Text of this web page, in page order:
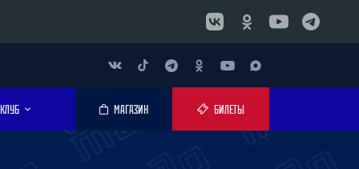
КЛУБ МАГАЗИН БИЛЕТЫ